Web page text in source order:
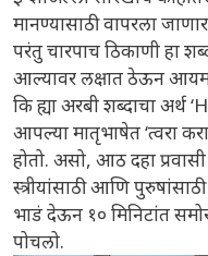
मानण्यासाठी वापरला
परंतु चारपाच ठिकाणी हा
आल्यावर लक्षात ठेऊन
कि ह्या अरबी शब्दाचा अर्थ
आपल्या मातृभाषेत ‘त्वरा
होतो. असो, आठ दहा
स्त्रीयांसाठी आणि
भाडं देऊन १० मिनिटांत
पोचलो.